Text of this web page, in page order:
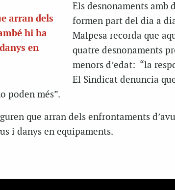
arran dels
hi ha
en
Els desnonaments amb
formen part del dia a
Malpesa recorda que
quatre desnonaments
menors d’edat: “la
El Sindicat denuncia
poden més”.
que arran dels enfrontaments
i danys en equipaments.